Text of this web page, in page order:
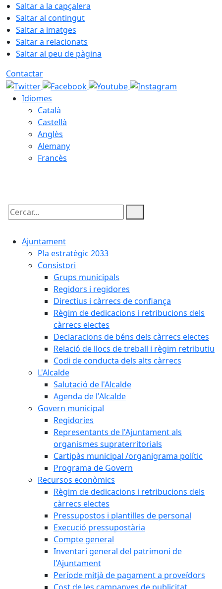
Saltar a la capçalera
Saltar al contingut
Saltar a imatges
Saltar a relacionats
Saltar al peu de pàgina
Contactar
Idiomes
Català
Castellà
Anglès
Alemany
Francès
Cercar:
Ajuntament
Pla estratègic 2033
Consistori
Grups municipals
Regidors i regidores
Directius i càrrecs de confiança
Règim de dedicacions i retribucions dels
càrrecs electes
Declaracions de béns dels càrrecs electes
Relació de llocs de treball i règim retributiu
Codi de conducta dels alts càrrecs
L'Alcalde
Salutació de l'Alcalde
Agenda de l'Alcalde
Govern municipal
Regidories
Representants de l'Ajuntament als
organismes supraterritorials
Cartipàs municipal /organigrama polític
Programa de Govern
Recursos econòmics
Règim de dedicacions i retribucions dels
càrrecs electes
Pressupostos i plantilles de personal
Execució pressupostària
Compte general
Inventari general del patrimoni de
l'Ajuntament
Període mitjà de pagament a proveïdors